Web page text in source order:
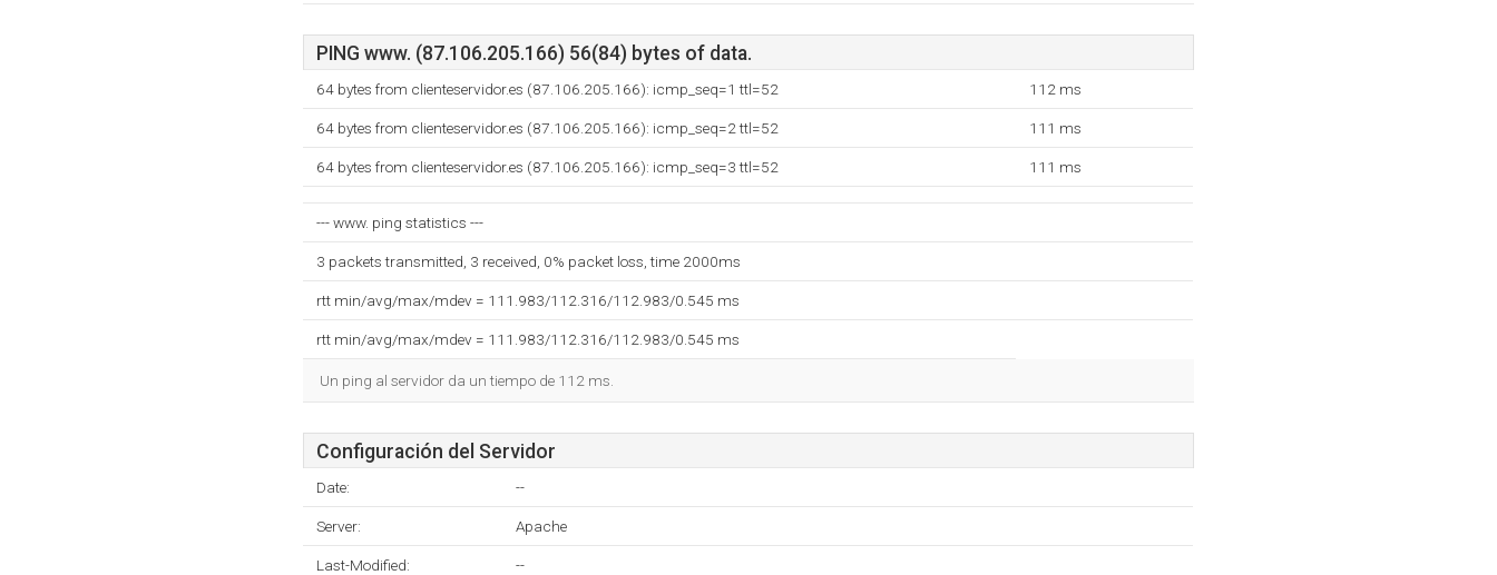
PING www. (87.106.205.166) 56(84) bytes of data.
64 bytes from clienteservidor.es (87.106.205.166): icmp_seq=1 ttl=52 112 ms
64 bytes from clienteservidor.es (87.106.205.166): icmp_seq=2 ttl=52 111 ms
64 bytes from clienteservidor.es (87.106.205.166): icmp_seq=3 ttl=52 111 ms
--- www. ping statistics ---
3 packets transmitted, 3 received, 0% packet loss, time 2000ms
rtt min/avg/max/mdev = 111.983/112.316/112.983/0.545 ms
rtt min/avg/max/mdev = 111.983/112.316/112.983/0.545 ms
Un ping al servidor da un tiempo de 112 ms.
Configuración del Servidor
Date: --
Server: Apache
Last-Modified: --